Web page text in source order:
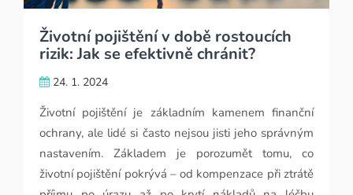
Životní pojištění v době rostoucích
rizik: Jak se efektivně chránit?
24. 1. 2024
Životní pojištění je základním kamenem finanční
ochrany, ale lidé si často nejsou jisti jeho správným
nastavením. Základem je porozumět tomu, co
životní pojištění pokrývá – od kompenzace při ztrátě